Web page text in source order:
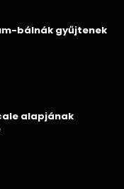
bálnák gyűjtenek
alapjának